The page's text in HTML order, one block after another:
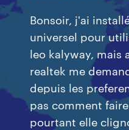
Bonsoir, j'ai
universel pour
leo kalyway, mais
realtek me
depuis les
pas comment
pourtant elle